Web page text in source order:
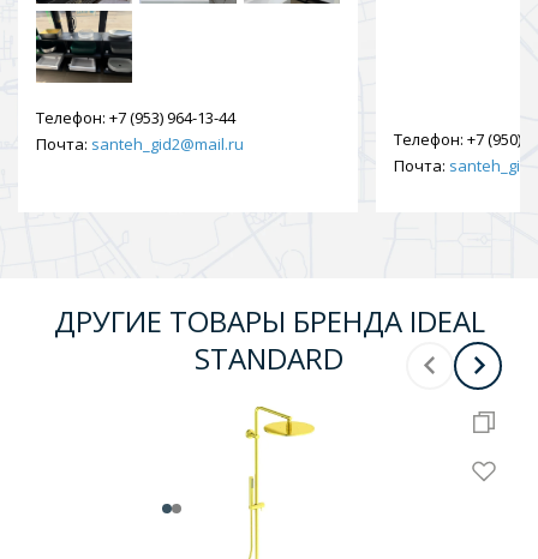
Телефон: +7 (953) 964-13-44
Почта: santeh_gid2@mail.ru Телефон: +7 (950)
Почта:
ДРУГИЕ ТОВАРЫ БРЕНДА IDEAL
STANDARD